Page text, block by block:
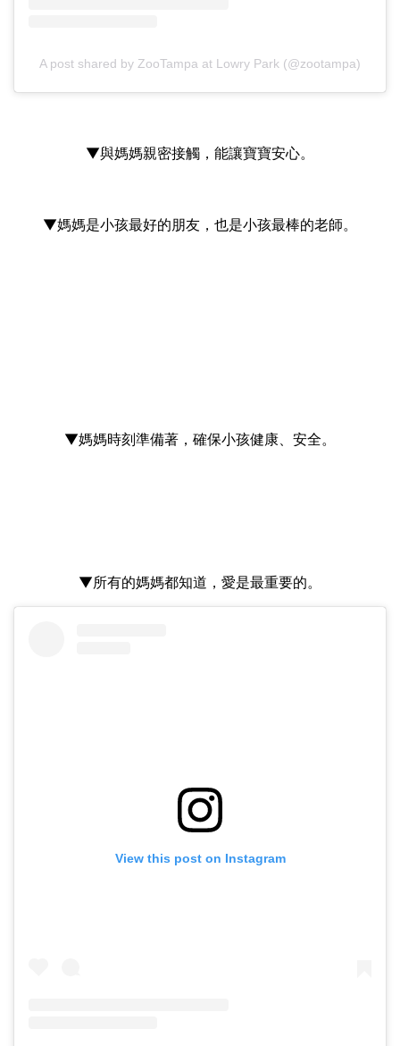
A post shared by ZooTampa at Lowry Park (@zootampa)
▼與媽媽親密接觸，能讓寶寶安心。
▼媽媽是小孩最好的朋友，也是小孩最棒的老師。
▼媽媽時刻準備著，確保小孩健康、安全。
▼所有的媽媽都知道，愛是最重要的。
View this post on Instagram